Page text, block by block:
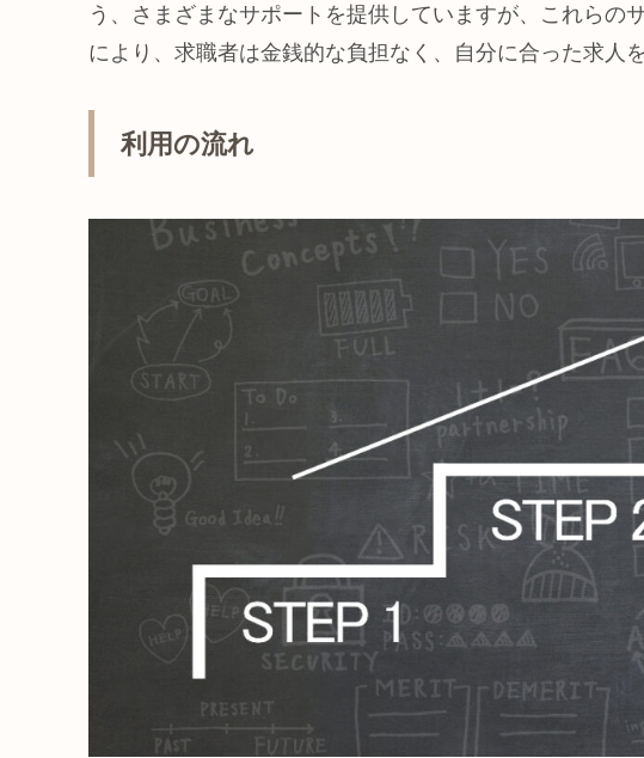
う、さまざまなサポートを提供していますが、これらの
により、求職者は金銭的な負担なく、自分に合った求人
利用の流れ